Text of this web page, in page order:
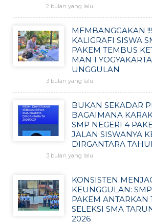
2 bulan yang lalu
MEMBANGGAKAN
KALIGRAFI SISWA
PAKEM TEMBUS
MAN 1
UNGGULAN
3 bulan yang lalu
BUKAN SEKADAR
BAGAIMANA
SMP NEGERI 4
JALAN SISWANYA
DIRGANTARA
3 bulan yang lalu
KONSISTEN
KEUNGGULAN:
PAKEM ANTARKAN
SELEKSI SMA
2026